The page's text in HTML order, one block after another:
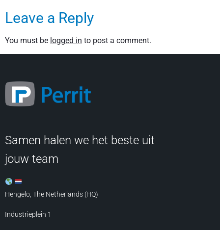
Leave a Reply
You must be logged in to post a comment.
Samen halen we het beste uit
jouw team
Hengelo, The Netherlands (HQ)
Industrieplein 1